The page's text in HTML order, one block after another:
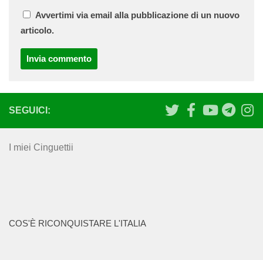
Avvertimi via email alla pubblicazione di un nuovo
articolo.
SEGUICI:
I miei Cinguettii
COS'È RICONQUISTARE L'ITALIA